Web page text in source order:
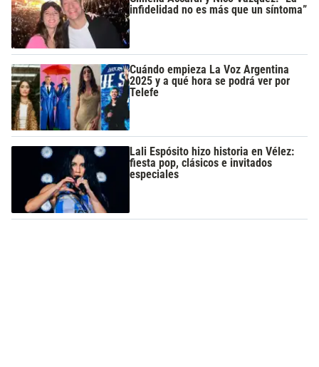
infidelidad no es más que un síntoma”
Cuándo empieza La Voz Argentina
2025 y a qué hora se podrá ver por
Telefe
Lali Espósito hizo historia en Vélez:
fiesta pop, clásicos e invitados
especiales